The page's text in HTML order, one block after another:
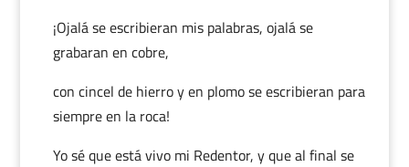
¡Ojalá se escribieran mis palabras, ojalá se
grabaran en cobre,
con cincel de hierro y en plomo se escribieran para
siempre en la roca!
Yo sé que está vivo mi Redentor, y que al final se